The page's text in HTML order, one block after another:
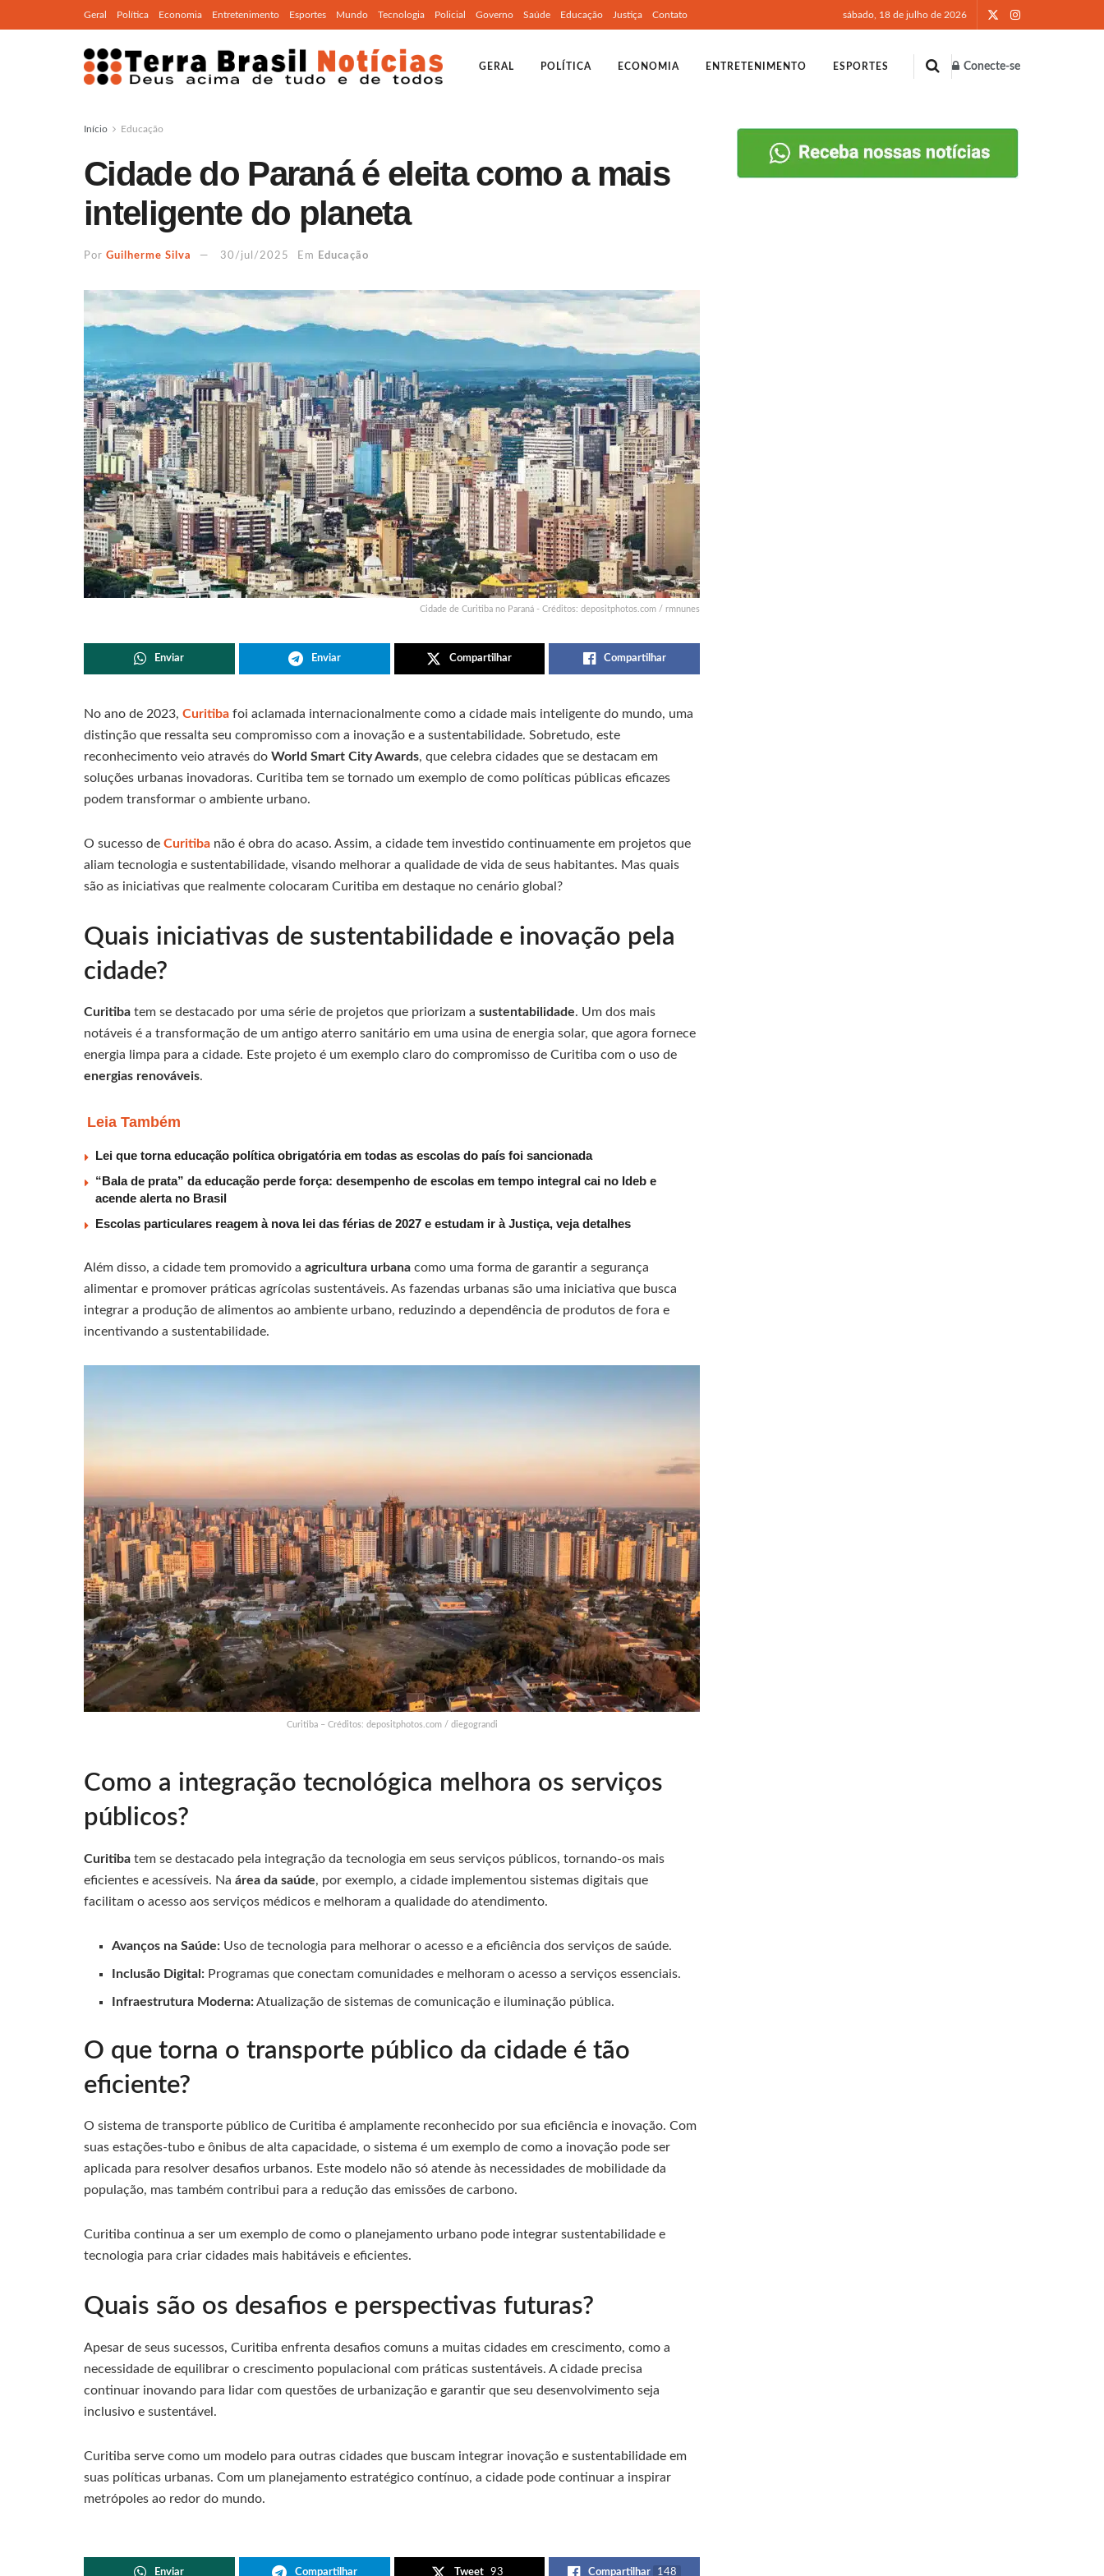
Geral Política Economia Entretenimento Esportes Mundo Tecnologia Policial Governo Saúde Educação Justiça Contato sábado, 18 de julho de 2026
GERAL POLÍTICA ECONOMIA ENTRETENIMENTO ESPORTES Conecte-se
Início Educação
Cidade do Paraná é eleita como a mais
inteligente do planeta
Por Guilherme Silva 30/jul/2025 Em Educação
Cidade de Curitiba no Paraná - Créditos: depositphotos.com / rmnunes
Enviar Enviar Compartilhar Compartilhar
No ano de 2023, Curitiba foi aclamada internacionalmente como a cidade mais inteligente do mundo, uma
distinção que ressalta seu compromisso com a inovação e a sustentabilidade. Sobretudo, este
reconhecimento veio através do World Smart City Awards, que celebra cidades que se destacam em
soluções urbanas inovadoras. Curitiba tem se tornado um exemplo de como políticas públicas eficazes
podem transformar o ambiente urbano.
O sucesso de Curitiba não é obra do acaso. Assim, a cidade tem investido continuamente em projetos que
aliam tecnologia e sustentabilidade, visando melhorar a qualidade de vida de seus habitantes. Mas quais
são as iniciativas que realmente colocaram Curitiba em destaque no cenário global?
Quais iniciativas de sustentabilidade e inovação pela
cidade?
Curitiba tem se destacado por uma série de projetos que priorizam a sustentabilidade. Um dos mais
notáveis é a transformação de um antigo aterro sanitário em uma usina de energia solar, que agora fornece
energia limpa para a cidade. Este projeto é um exemplo claro do compromisso de Curitiba com o uso de
energias renováveis.
Leia Também
Lei que torna educação política obrigatória em todas as escolas do país foi sancionada
“Bala de prata” da educação perde força: desempenho de escolas em tempo integral cai no Ideb e
acende alerta no Brasil
Escolas particulares reagem à nova lei das férias de 2027 e estudam ir à Justiça, veja detalhes
Além disso, a cidade tem promovido a agricultura urbana como uma forma de garantir a segurança
alimentar e promover práticas agrícolas sustentáveis. As fazendas urbanas são uma iniciativa que busca
integrar a produção de alimentos ao ambiente urbano, reduzindo a dependência de produtos de fora e
incentivando a sustentabilidade.
Curitiba – Créditos: depositphotos.com / diegograndi
Como a integração tecnológica melhora os serviços
públicos?
Curitiba tem se destacado pela integração da tecnologia em seus serviços públicos, tornando-os mais
eficientes e acessíveis. Na área da saúde, por exemplo, a cidade implementou sistemas digitais que
facilitam o acesso aos serviços médicos e melhoram a qualidade do atendimento.
Avanços na Saúde: Uso de tecnologia para melhorar o acesso e a eficiência dos serviços de saúde.
Inclusão Digital: Programas que conectam comunidades e melhoram o acesso a serviços essenciais.
Infraestrutura Moderna:Atualização de sistemas de comunicação e iluminação pública.
O que torna o transporte público da cidade é tão
eficiente?
O sistema de transporte público de Curitiba é amplamente reconhecido por sua eficiência e inovação. Com
suas estações-tubo e ônibus de alta capacidade, o sistema é um exemplo de como a inovação pode ser
aplicada para resolver desafios urbanos. Este modelo não só atende às necessidades de mobilidade da
população, mas também contribui para a redução das emissões de carbono.
Curitiba continua a ser um exemplo de como o planejamento urbano pode integrar sustentabilidade e
tecnologia para criar cidades mais habitáveis e eficientes.
Quais são os desafios e perspectivas futuras?
Apesar de seus sucessos, Curitiba enfrenta desafios comuns a muitas cidades em crescimento, como a
necessidade de equilibrar o crescimento populacional com práticas sustentáveis. A cidade precisa
continuar inovando para lidar com questões de urbanização e garantir que seu desenvolvimento seja
inclusivo e sustentável.
Curitiba serve como um modelo para outras cidades que buscam integrar inovação e sustentabilidade em
suas políticas urbanas. Com um planejamento estratégico contínuo, a cidade pode continuar a inspirar
metrópoles ao redor do mundo.
Enviar Compartilhar Tweet 93 Compartilhar 148